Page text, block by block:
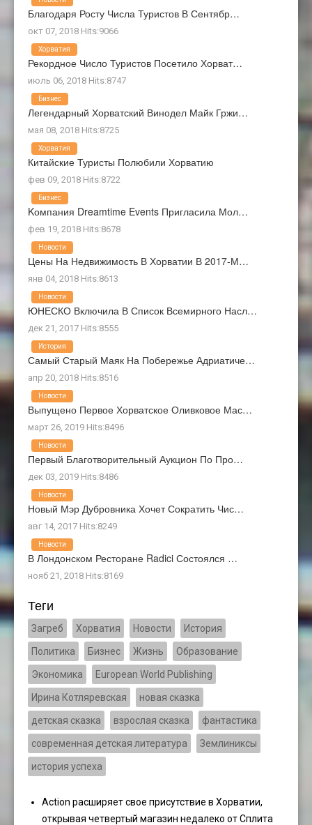
Благодаря Росту Числа Туристов В Сентябр…
окт 07, 2018 Hits:9066
Рекордное Число Туристов Посетило Хорват…
июль 06, 2018 Hits:8747
Хорватия
Легендарный Хорватский Винодел Майк Гржи…
мая 08, 2018 Hits:8725
Бизнес
Китайские Туристы Полюбили Хорватию
фев 09, 2018 Hits:8722
Хорватия
Kомпания Dreamtime Events Пригласила Мол…
фев 19, 2018 Hits:8678
Бизнес
Цены На Недвижимость В Хорватии В 2017-М…
янв 04, 2018 Hits:8613
Новости
ЮНЕСКО Включила В Список Всемирного Насл…
дек 21, 2017 Hits:8555
Новости
Самый Старый Маяк На Побережье Адриатиче…
апр 20, 2018 Hits:8516
История
Выпущено Первое Хорватское Оливковое Мас…
март 26, 2019 Hits:8496
Новости
Первый Благотворительный Аукцион По Про…
дек 03, 2019 Hits:8486
Новости
Новый Мэр Дубровника Хочет Сократить Чис…
авг 14, 2017 Hits:8249
Новости
В Лондонском Ресторане Radici Состоялся …
нояб 21, 2018 Hits:8169
Новости
Теги
Загреб Хорватия Новости История
Политика Бизнес Жизнь Образование
Экономика European World Publishing
Ирина Котляревская новая сказка
детская сказка взрослая сказка фантастика
современная детская литература Землиниксы
история успеха
Action расширяет свое присутствие в Хорватии,
открывая четвертый магазин недалеко от Сплита